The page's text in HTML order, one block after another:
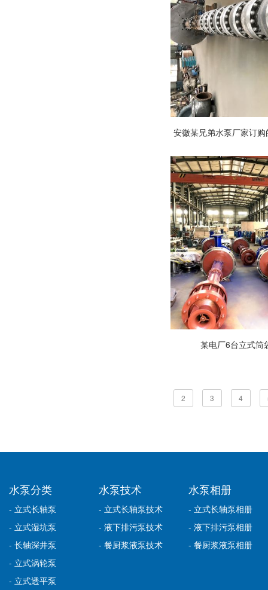
安徽某兄弟水泵厂家订
某电厂6台立式筒
2 3 4
水泵分类
- 立式长轴泵
- 立式湿坑泵
- 长轴深井泵
- 立式涡轮泵
- 立式透平泵
水泵技术
- 立式长轴泵技术
- 液下排污泵技术
- 餐厨浆液泵技术
水泵相册
- 立式长轴泵相册
- 液下排污泵相册
- 餐厨浆液泵相册